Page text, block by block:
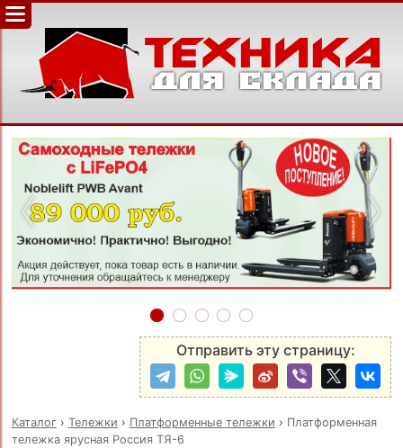
‹ ›
Отправить эту страницу:
Каталог› Тележки › Платформенные тележки › Платформенная
тележка ярусная Россия ТЯ-6